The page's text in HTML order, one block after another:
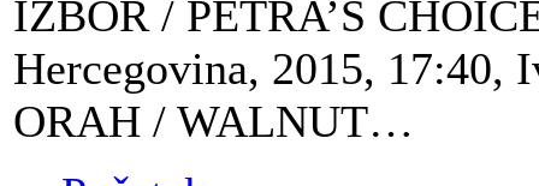
IZBOR / PETRA’S
Hercegovina, 2015, 17:40,
ORAH / WALNUT…